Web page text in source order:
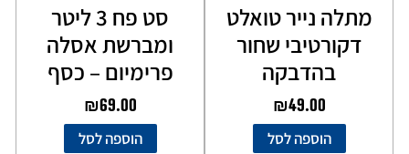
מתלה נייר טואלט
דקורטיבי שחור
בהדבקה
₪49.00
הוספה לסל
סט פח 3 ליטר
ומברשת אסלה
פרימיום – כסף
₪69.00
הוספה לסל